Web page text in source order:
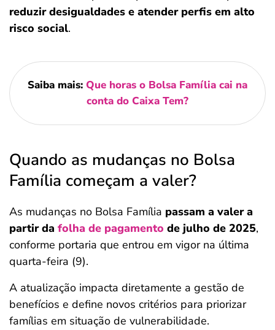
reduzir desigualdades e atender perfis em alto
risco social.
Saiba mais: Que horas o Bolsa Família cai na
conta do Caixa Tem?
Quando as mudanças no Bolsa
Família começam a valer?
As mudanças no Bolsa Família passam a valer a
partir da folha de pagamento de julho de 2025,
conforme portaria que entrou em vigor na última
quarta-feira (9).
A atualização impacta diretamente a gestão de
benefícios e define novos critérios para priorizar
famílias em situação de vulnerabilidade.